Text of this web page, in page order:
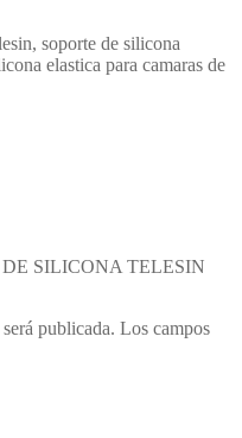
soporte de silicona
elastica para camaras de
DE SILICONA TELESIN
publicada. Los campos